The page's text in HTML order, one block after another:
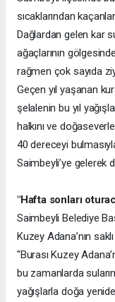
sıcaklarından
Dağlardan gelen kar
ağaçlarının
rağmen çok sayıda
Geçen yıl yaşanan
şelalenin bu yıl
halkını ve
40 dereceyi
Saimbeyli’ye gelerek
"Hafta sonları
Saimbeyli Belediye
Kuzey Adana’nın
"Burası Kuzey
bu zamanlarda
yağışlarla doğa